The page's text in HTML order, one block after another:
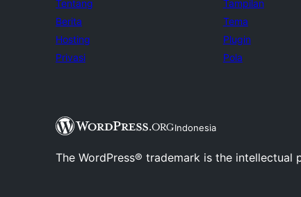
Tentang
Berita
Hosting
Privasi
Tampilan
Tema
Plugin
Pola
Indonesia
The WordPress® trademark is the intellectual